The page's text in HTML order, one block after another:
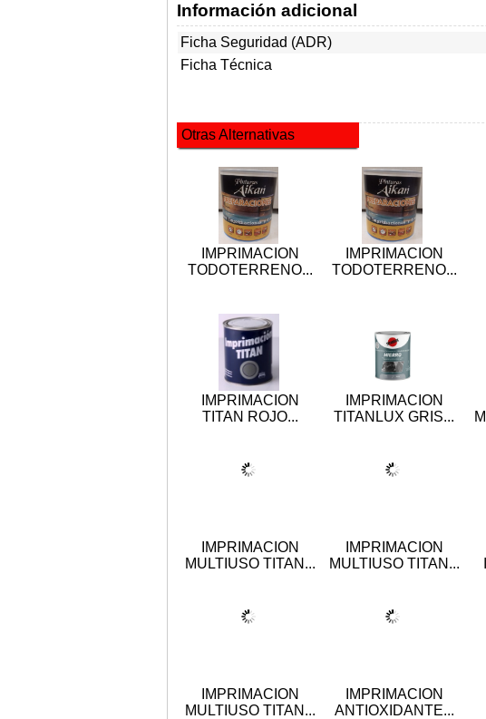
Información adicional
Ficha Seguridad (ADR)
Ficha Técnica
Otras Alternativas
IMPRIMACION
TODOTERRENO...
IMPRIMACION
TODOTERRENO...
IMPRIMACION
TITAN ROJO...
IMPRIMACION
TITANLUX GRIS...
IMPRIMACION
MULTIUSO TITAN...
IMPRIMACION
MULTIUSO TITAN...
IMPRIMACION
MULTIUSO TITAN...
IMPRIMACION
ANTIOXIDANTE...